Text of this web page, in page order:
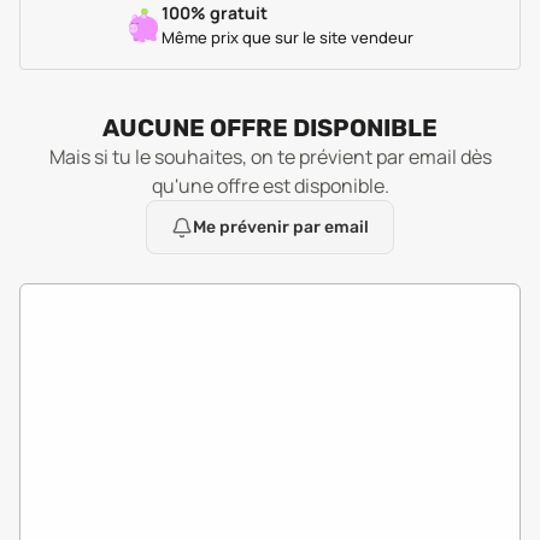
100% gratuit
Même prix que sur le site vendeur
AUCUNE OFFRE DISPONIBLE
Mais si tu le souhaites, on te prévient par email dès
qu'une offre est disponible.
Me prévenir par email